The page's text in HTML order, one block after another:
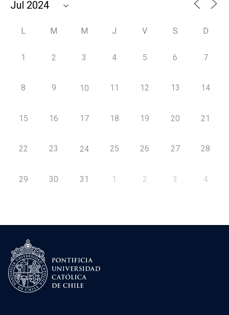
L M M J V S D
1 2 3 4 5 6 7
8 9 10 11 12 13 14
15 16 17 18 19 20 21
22 23 24 25 26 27 28
29 30 31 1 2 3 4